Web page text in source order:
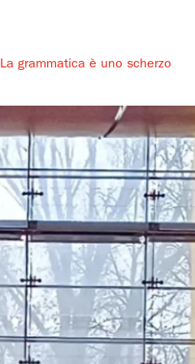
La grammatica è uno scherzo